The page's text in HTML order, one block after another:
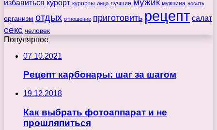
избавиться курорт курорты лицо лучшие мужчина носить
организм отдых отношение приготовить рецепт салат
секс человек
Популярное
07.10.2021
Рецепт карбонары: шаг за шагом
19.12.2018
Как выбрать фотоаппарат и не
прошляпиться